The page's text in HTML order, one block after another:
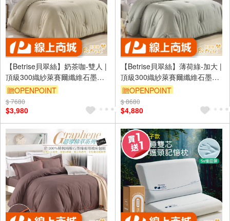
【Betrise貝翠絲】奶茶咖-雙人 |
頂級300織紗萊賽爾纖維石墨烯
科技抗菌羽絲絨暖冬被(6x7尺)
贈OPENPOINT
訂單滿1999享9折
$ 7680
$3,980
【Betrise貝翠絲】薄荷綠-加大 |
頂級300織紗萊賽爾纖維石墨烯
科技抗菌羽絲絨暖冬被(8x7尺)
贈OPENPOINT
訂單滿1999享9折
$ 8680
$4,880